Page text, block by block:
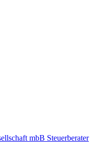
mbB Steuerberater